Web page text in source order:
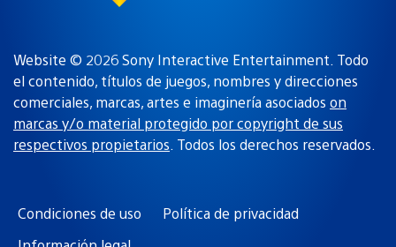
Website © 2026 Sony Interactive Entertainment. Todo
el contenido, títulos de juegos, nombres y direcciones
comerciales, marcas, artes e imaginería asociados on
marcas y/o material protegido por copyright de sus
respectivos propietarios. Todos los derechos reservados.
Condiciones de uso
Política de privacidad